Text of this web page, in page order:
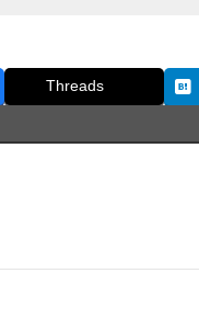
Threads